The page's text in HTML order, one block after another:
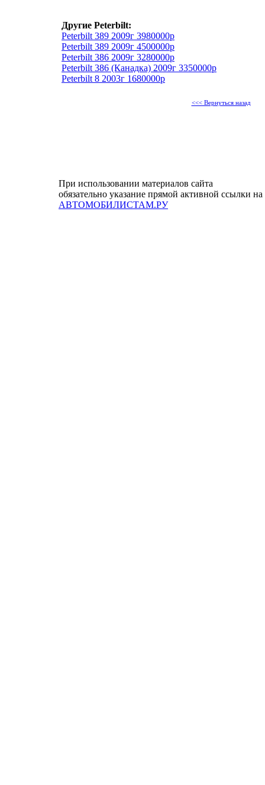
Другие Peterbilt:
Peterbilt 389 2009г 3980000р
Peterbilt 389 2009г 4500000р
Peterbilt 386 2009г 3280000р
Peterbilt 386 (Канадка) 2009г 3350000р
Peterbilt 8 2003г 1680000р
<<< Вернуться назад
При использовании материалов сайта
обязательно указание прямой активной ссылки на
АВТОМОБИЛИСТАМ.РУ